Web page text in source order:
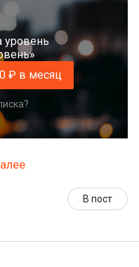
уровень
₽ в месяц
В пост